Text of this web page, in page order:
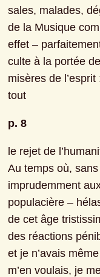
sales, malades,
de la Musique
effet –
culte à la portée
misères de l’esprit
tout
p. 8
le rejet de
Au temps où,
imprudemment
populacière –
de cet âge
des réactions
et je n’avais
m’en voulais, je